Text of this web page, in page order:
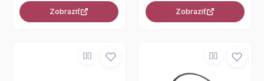
Zobraziť Zobraziť